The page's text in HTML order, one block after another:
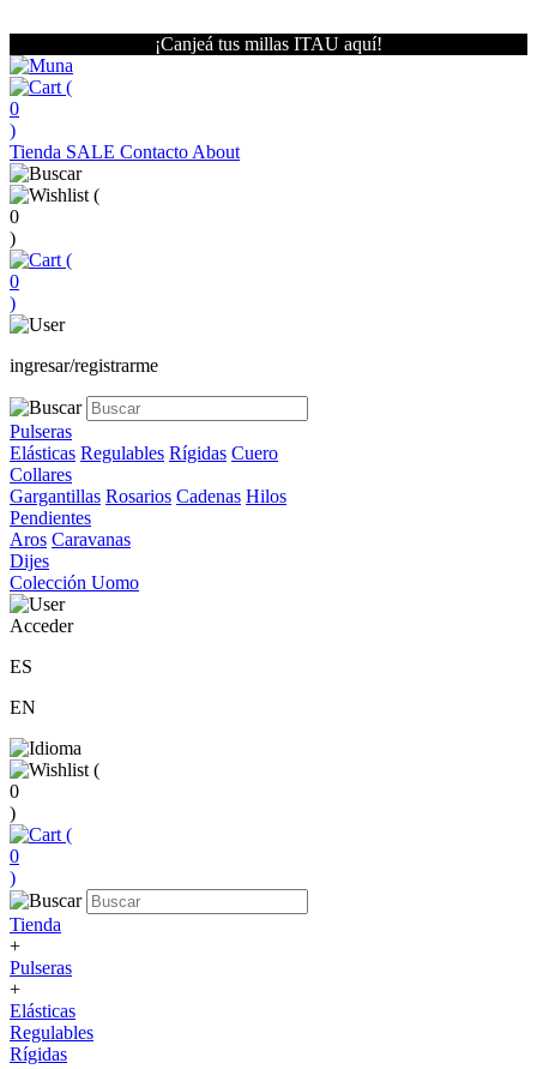
¡Canjeá tus millas ITAU aquí!
(
0
)
Tienda SALE Contacto About
(
0
)
(
0
)
ingresar/registrarme
Pulseras
Elásticas Regulables Rígidas Cuero
Collares
Gargantillas Rosarios Cadenas Hilos
Pendientes
Aros Caravanas
Dijes
Colección Uomo
Acceder
ES
EN
(
0
)
(
0
)
Tienda
+
Pulseras
+
Elásticas
Regulables
Rígidas